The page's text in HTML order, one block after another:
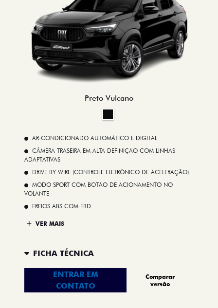
Preto Vulcano
AR-CONDICIONADO AUTOMÁTICO E DIGITAL
CÂMERA TRASEIRA EM ALTA DEFINIÇÃO COM LINHAS
ADAPTATIVAS
DRIVE BY WIRE (CONTROLE ELETRÔNICO DE ACELERAÇÃO)
MODO SPORT COM BOTÃO DE ACIONAMENTO NO
VOLANTE
FREIOS ABS COM EBD
VER MAIS
FICHA TÉCNICA
ENTRAR EM
CONTATO
Comparar
versão